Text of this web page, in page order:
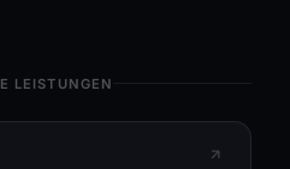
LEISTUNGEN